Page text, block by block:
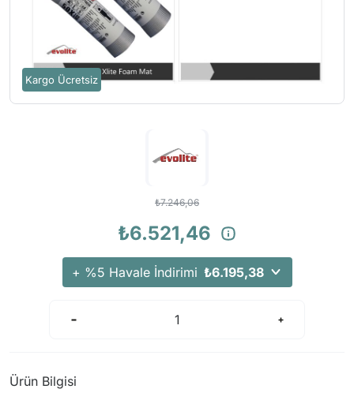
Kargo Ücretsiz
₺7.246,06
₺6.521,46
+ %5 Havale İndirimi ₺6.195,38
Ürün Bilgisi